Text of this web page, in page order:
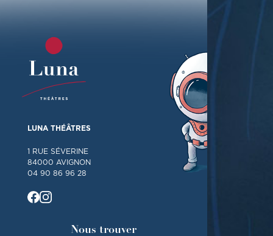
LUNA THÉÂTRES
1 RUE SÉVERINE
84000 AVIGNON
04 90 86 96 28
Nous trouver